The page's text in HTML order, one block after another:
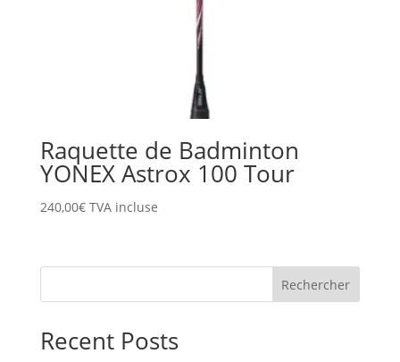
Raquette de Badminton
YONEX Astrox 100 Tour
240,00€ TVA incluse
Rechercher
Recent Posts